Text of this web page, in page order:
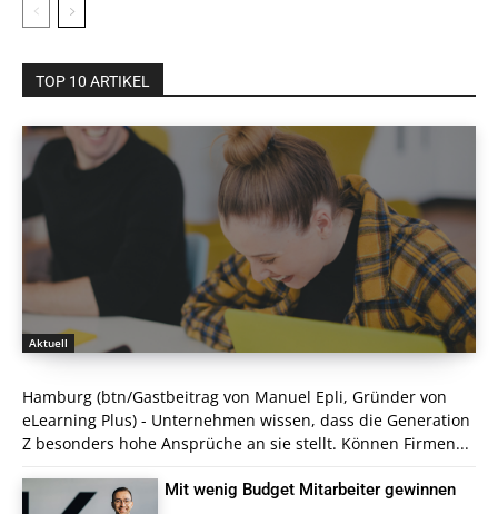
TOP 10 ARTIKEL
Aktuell
Hamburg (btn/Gastbeitrag von Manuel Epli, Gründer von
eLearning Plus) - Unternehmen wissen, dass die Generation
Z besonders hohe Ansprüche an sie stellt. Können Firmen...
Mit wenig Budget Mitarbeiter gewinnen